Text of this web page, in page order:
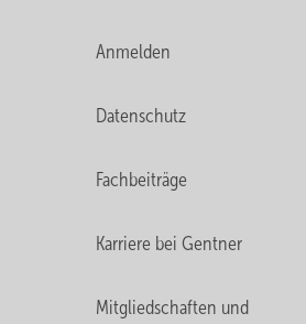
Anmelden
Datenschutz
Fachbeiträge
Karriere bei Gentner
Mitgliedschaften und